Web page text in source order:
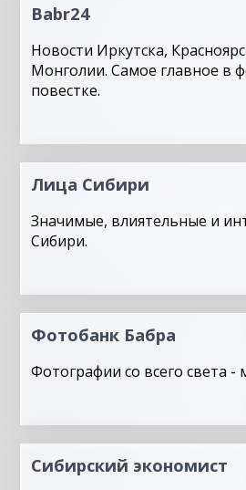
Babr24
Новости Иркутска,
Монголии. Самое главное в
повестке.
Лица Сибири
Значимые, влиятельные и
Сибири.
Фотобанк Бабра
Фотографии со всего света -
Сибирский экономист